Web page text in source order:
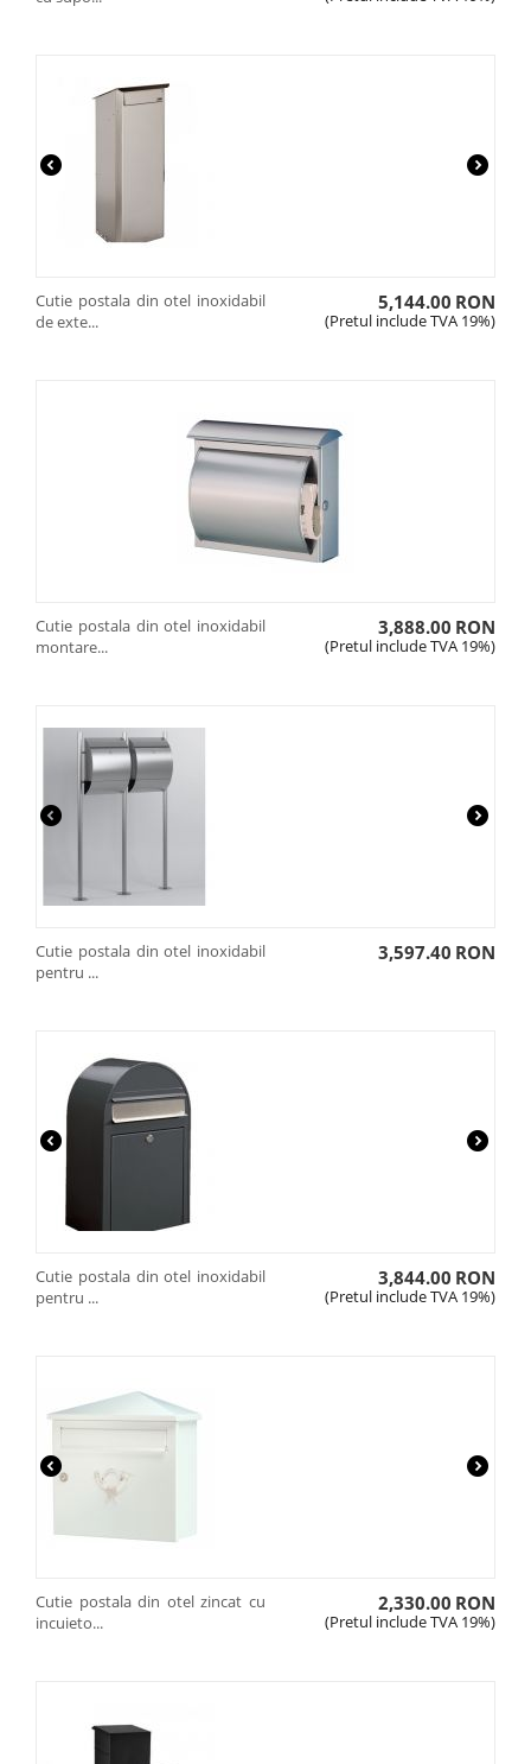
Cutie postala din otel inoxidabil
de exte...
5,144.00 RON
(Pretul include TVA 19%)
Cutie postala din otel inoxidabil
montare...
3,888.00 RON
(Pretul include TVA 19%)
Cutie postala din otel inoxidabil
pentru ...
3,597.40 RON
Cutie postala din otel inoxidabil
pentru ...
3,844.00 RON
(Pretul include TVA 19%)
Cutie postala din otel zincat cu
incuieto...
2,330.00 RON
(Pretul include TVA 19%)